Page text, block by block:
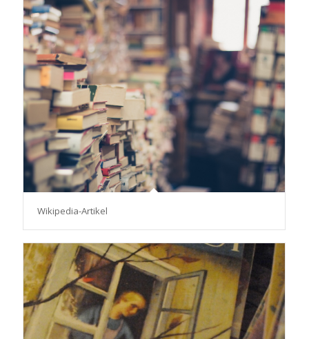
Wikipedia-Artikel